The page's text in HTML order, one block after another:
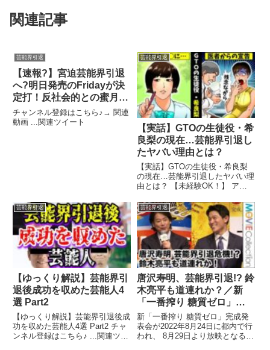
関連記事
芸能界引退
【速報?】宮迫芸能界引退
へ?明日発売のFridayが決
定打！反社会的との蜜月写
真流出か？闇営業で人生踏
み外す?ほんねゴリラ
チャンネル登録はこちら♪→ 関連
動画 ...関連ツイート
芸能界引退
【実話】GTOの生徒役・希
良梨の現在…芸能界引退し
たヤバい理由とは？
【実話】GTOの生徒役・希良梨
の現在…芸能界引退したヤバい理
由とは？ 【未経験OK！】 アニ
関連ツイート
芸能界引退
​​​​​​【ゆっくり解説】芸能界引
退後成功を収めた芸能人4
選 Part2
【ゆっくり解説】芸能界引退後成
功を収めた芸能人4選 Part2 チャ
ンネル登録はこちら♪ ...関連ツイ
芸能界引退
唐沢寿明、芸能界引退!? 鈴
木亮平も道連れか？／新
「一番搾り 糖質ゼロ」完
成発表会
新「一番搾り 糖質ゼロ」完成発
表会が2022年8月24日に都内で行
われ、 8月29日より放映となる新